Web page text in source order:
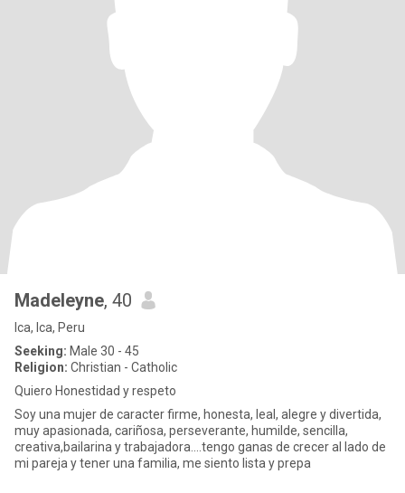
Madeleyne, 40
Ica, Ica, Peru
Seeking: Male 30 - 45
Religion: Christian - Catholic
Quiero Honestidad y respeto
Soy una mujer de caracter firme, honesta, leal, alegre y divertida,
muy apasionada, cariñosa, perseverante, humilde, sencilla,
creativa,bailarina y trabajadora....tengo ganas de crecer al lado de
mi pareja y tener una familia, me siento lista y prepa